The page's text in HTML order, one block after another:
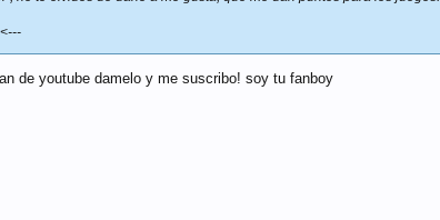
<---
de youtube damelo y me suscribo! soy tu fanboy